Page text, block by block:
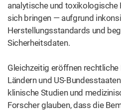
analytische und
sich bringen — aufgrund
Herstellungsstandards und
Sicherheitsdaten.
Gleichzeitig eröffnen
Ländern und US-
klinische Studien und
Forscher glauben, dass die